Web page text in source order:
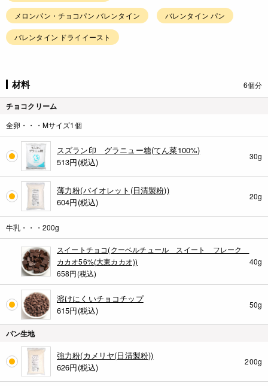
メロンパン・チョコパン バレンタイン バレンタイン パン
バレンタイン ドライイースト
材料 6個分
チョコクリーム
全卵・・・Mサイズ1個
スズラン印 グラニュー糖(てん菜100%)
513円(税込)
30g
薄力粉(バイオレット(日清製粉))
604円(税込)
20g
牛乳・・・200g
スイートチョコ(クーベルチュール スイート フレーク
カカオ56%(大東カカオ))
658円(税込)
40g
溶けにくいチョコチップ
615円(税込)
50g
パン生地
強力粉(カメリヤ(日清製粉))
626円(税込)
200g